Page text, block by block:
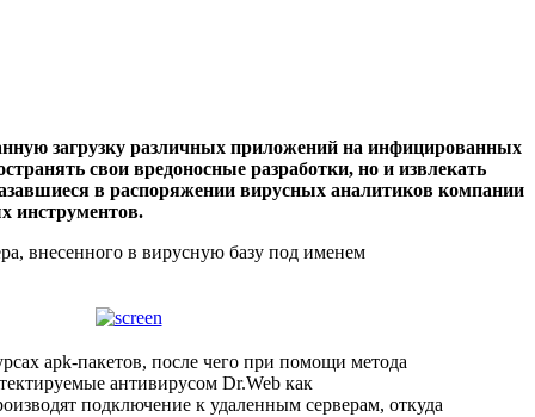
загрузку различных приложений на инфицированных
свои вредоносные разработки, но и извлекать
в распоряжении вирусных аналитиков компании
инструментов.
внесенного в вирусную базу под именем
apk-пакетов, после чего при помощи метода
антивирусом Dr.Web как
подключение к удаленным серверам, откуда